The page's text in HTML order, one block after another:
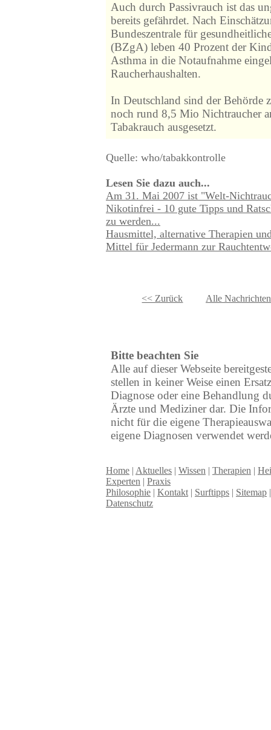
Auch durch Passivrauch ist das
bereits gefährdet. Nach
Bundeszentrale für
(BZgA) leben 40 Prozent der
Asthma in die Notaufnahme
Raucherhaushalten.
In Deutschland sind der Behörde
noch rund 8,5 Mio Nichtraucher
Tabakrauch ausgesetzt.
Quelle: who/tabakkontrolle
Lesen Sie dazu auch...
Am 31. Mai 2007 ist "Welt-
Nikotinfrei - 10 gute Tipps und
zu werden...
Hausmittel, alternative Therapien
Mittel für Jedermann zur
<< Zurück Alle Nachrichten
Bitte beachten Sie
Alle auf dieser Webseite
stellen in keiner Weise einen
Diagnose oder eine Behandlung
Ärzte und Mediziner dar. Die
nicht für die eigene
eigene Diagnosen verwendet
Home | Aktuelles | Wissen | Therapien |
Experten | Praxis
Philosophie | Kontakt | Surftipps | Sitemap
Datenschutz